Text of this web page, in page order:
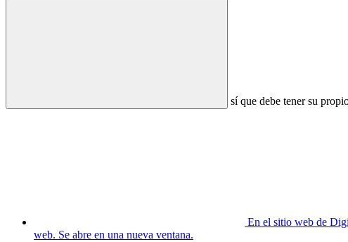
sí que debe tener su
En el sitio web de
web. Se abre en una nueva ventana.